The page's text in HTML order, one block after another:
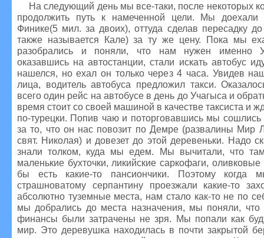
На следующий день мы все-таки, после некоторых
продолжить путь к намеченной цели. Мы доехали
Финике(5 мил. за двоих), оттуда сделав пересадку
также называется Кале) за ту же цену. Пока мы
разобрались и поняли, что нам нужен именно
оказавшись на автостанции, стали искать автобус
нашелся, но ехал он только через 4 часа. Увидев
лица, водитель автобуса предложил такси.
всего один рейс на автобусе в день до Учагыса и
время стоит со своей машиной в качестве таксиста и
по-турецки. Попив чаю и поторговавшись мы
за то, что он нас повозит по Демре (развалины Мир
свят. Николая) и довезет до этой деревеньки. Надо
знали толком, куда мы едем. Мы вычитали, что
маленькие бухточки, ликийские саркофаги,
бы есть какие-то пансиончики. Поэтому когда
страшноватому серпантину проезжали какие-то
абсолютно туземные места, нам стало как-то не по
мы добрались до места назначения, мы поняли,
финансы были затрачены не зря. Мы попали как
мир. Это деревушка находилась в почти закрытой